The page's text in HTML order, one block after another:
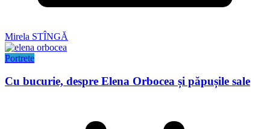
Mirela STÎNGĂ
Portrete
Cu bucurie, despre Elena Orbocea și păpușile sale